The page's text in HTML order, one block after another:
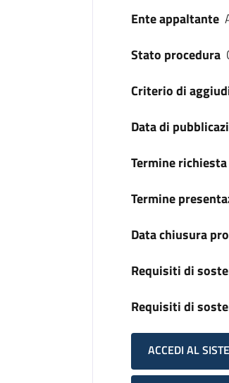
Ente appaltante
Stato procedura
Criterio di
Data di
Termine
Termine
Data chiusura
Requisiti di
Requisiti di
ACCEDI AL